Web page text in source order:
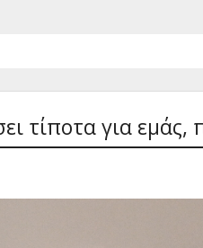
τίποτα για